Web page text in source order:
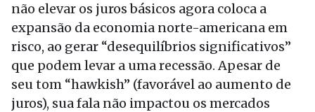
não elevar os juros básicos agora coloca a
expansão da economia norte-americana em
risco, ao gerar “desequilíbrios significativos”
que podem levar a uma recessão. Apesar de
seu tom “hawkish” (favorável ao aumento de
juros), sua fala não impactou os mercados